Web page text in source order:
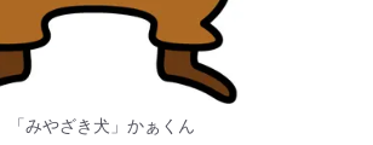
「みやざき犬」かぁくん